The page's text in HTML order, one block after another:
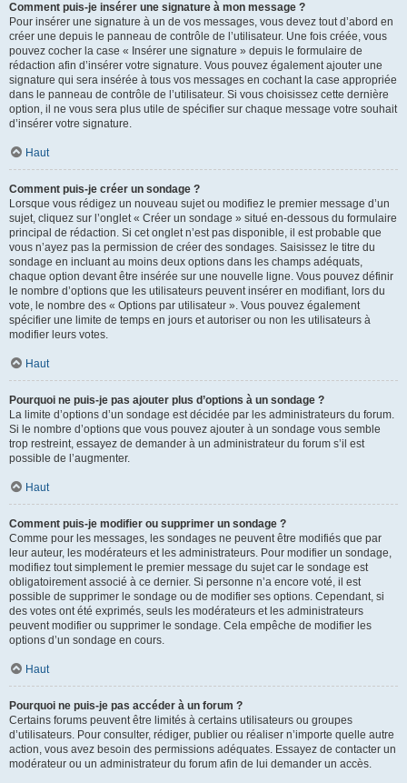
Comment puis-je insérer une signature à mon message ?
Pour insérer une signature à un de vos messages, vous devez tout d’abord en
créer une depuis le panneau de contrôle de l’utilisateur. Une fois créée, vous
pouvez cocher la case « Insérer une signature » depuis le formulaire de
rédaction afin d’insérer votre signature. Vous pouvez également ajouter une
signature qui sera insérée à tous vos messages en cochant la case appropriée
dans le panneau de contrôle de l’utilisateur. Si vous choisissez cette dernière
option, il ne vous sera plus utile de spécifier sur chaque message votre souhait
d’insérer votre signature.
Haut
Comment puis-je créer un sondage ?
Lorsque vous rédigez un nouveau sujet ou modifiez le premier message d’un
sujet, cliquez sur l’onglet « Créer un sondage » situé en-dessous du formulaire
principal de rédaction. Si cet onglet n’est pas disponible, il est probable que
vous n’ayez pas la permission de créer des sondages. Saisissez le titre du
sondage en incluant au moins deux options dans les champs adéquats,
chaque option devant être insérée sur une nouvelle ligne. Vous pouvez définir
le nombre d’options que les utilisateurs peuvent insérer en modifiant, lors du
vote, le nombre des « Options par utilisateur ». Vous pouvez également
spécifier une limite de temps en jours et autoriser ou non les utilisateurs à
modifier leurs votes.
Haut
Pourquoi ne puis-je pas ajouter plus d’options à un sondage ?
La limite d’options d’un sondage est décidée par les administrateurs du forum.
Si le nombre d’options que vous pouvez ajouter à un sondage vous semble
trop restreint, essayez de demander à un administrateur du forum s’il est
possible de l’augmenter.
Haut
Comment puis-je modifier ou supprimer un sondage ?
Comme pour les messages, les sondages ne peuvent être modifiés que par
leur auteur, les modérateurs et les administrateurs. Pour modifier un sondage,
modifiez tout simplement le premier message du sujet car le sondage est
obligatoirement associé à ce dernier. Si personne n’a encore voté, il est
possible de supprimer le sondage ou de modifier ses options. Cependant, si
des votes ont été exprimés, seuls les modérateurs et les administrateurs
peuvent modifier ou supprimer le sondage. Cela empêche de modifier les
options d’un sondage en cours.
Haut
Pourquoi ne puis-je pas accéder à un forum ?
Certains forums peuvent être limités à certains utilisateurs ou groupes
d’utilisateurs. Pour consulter, rédiger, publier ou réaliser n’importe quelle autre
action, vous avez besoin des permissions adéquates. Essayez de contacter un
modérateur ou un administrateur du forum afin de lui demander un accès.